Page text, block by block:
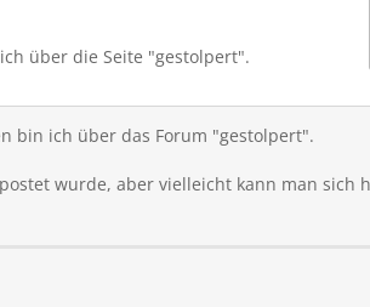
über die Seite "gestolpert".
bin ich über das Forum "gestolpert".
wurde, aber vielleicht kann man sich